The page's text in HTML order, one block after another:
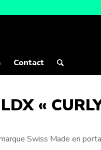
Contact
«
Swiss Made en